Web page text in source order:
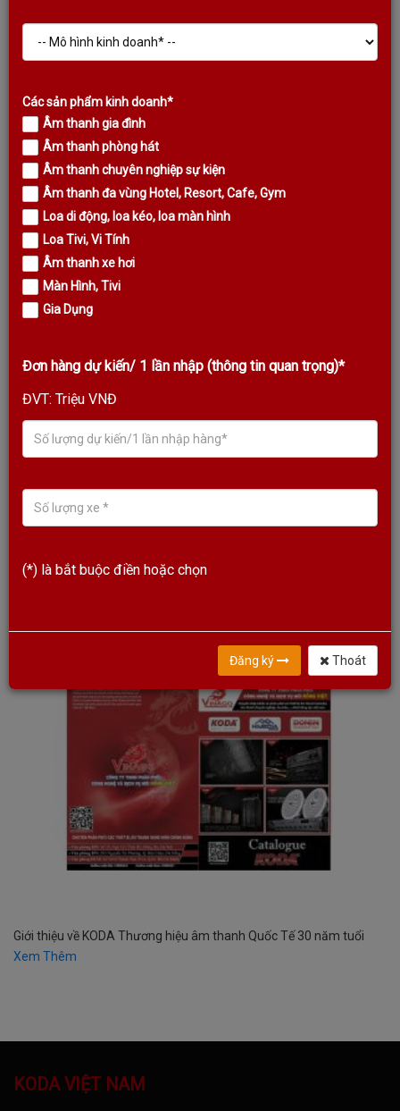
LOA CỘT KODA KLS - 420
Liên hệ
TIN TỨC MỚI NHẤT
Giới thiệu về KODA Thương hiệu âm thanh Quốc Tế 30 năm tuổi
Xem Thêm
KODA VIỆT NAM
Các sản phẩm kinh doanh*
Âm thanh gia đình
Âm thanh phòng hát
Âm thanh chuyên nghiệp sự kiện
Âm thanh đa vùng Hotel, Resort, Cafe, Gym
Loa di động, loa kéo, loa màn hình
Loa Tivi, Vi Tính
Âm thanh xe hơi
Màn Hình, Tivi
Gia Dụng
Đơn hàng dự kiến/ 1 lần nhập (thông tin quan trọng)*
ĐVT: Triệu VNĐ
(*) là bắt buộc điền hoặc chọn
Đăng ký Thoát